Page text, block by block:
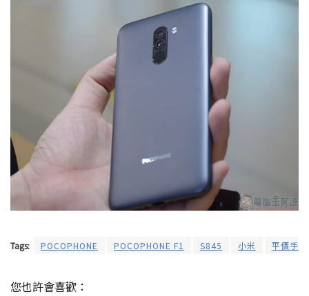
Tags: POCOPHONE POCOPHONE F1 S845 小米 平價手機
您也許會喜歡：